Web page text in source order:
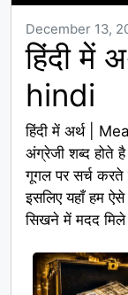
December 13,
हिंदी में
hindi
हिंदी में अर्थ |
अंग्रेजी शब्द होते
गूगल पर सर्च
इसलिए यहाँ हम
सिखने में मदद